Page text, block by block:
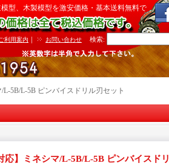
型、木製模型を激安価格・基本送料無料で
ご利用案内 ｜ お問い合わせ 検索:
L-5B/L-5B ピンバイスドリル刃セット
応】ミネシマ/L-5B/L-5B ピンバイスドリ